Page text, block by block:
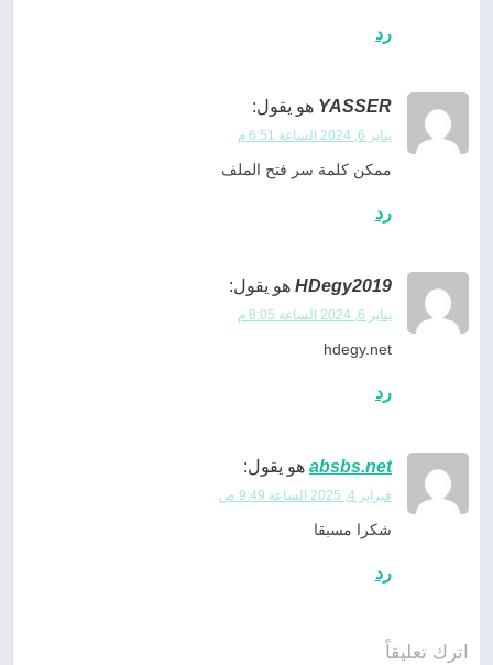
رد
YASSER هو يقول:
يناير 6, 2024 الساعة 6:51 م
ممكن كلمة سر فتح الملف
رد
HDegy2019 هو يقول:
يناير 6, 2024 الساعة 8:05 م
hdegy.net
رد
absbs.net هو يقول:
فبراير 4, 2025 الساعة 9:49 ص
شكرا مسبقا
رد
اترك تعليقاً